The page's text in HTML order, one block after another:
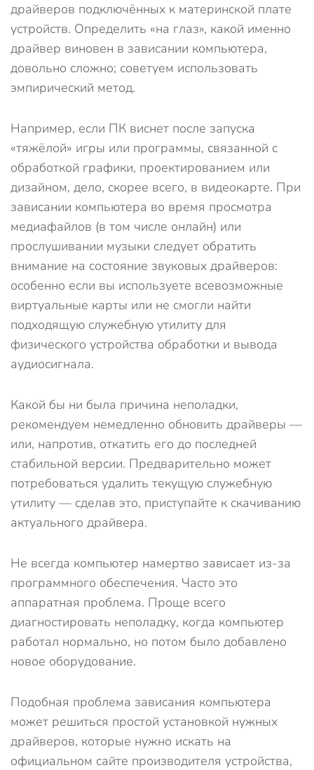
драйверов подключённых к материнской плате
устройств. Определить «на глаз», какой именно
драйвер виновен в зависании компьютера,
довольно сложно; советуем использовать
эмпирический метод.
Например, если ПК виснет после запуска
«тяжёлой» игры или программы, связанной с
обработкой графики, проектированием или
дизайном, дело, скорее всего, в видеокарте. При
зависании компьютера во время просмотра
медиафайлов (в том числе онлайн) или
прослушивании музыки следует обратить
внимание на состояние звуковых драйверов:
особенно если вы используете всевозможные
виртуальные карты или не смогли найти
подходящую служебную утилиту для
физического устройства обработки и вывода
аудиосигнала.
Какой бы ни была причина неполадки,
рекомендуем немедленно обновить драйверы —
или, напротив, откатить его до последней
стабильной версии. Предварительно может
потребоваться удалить текущую служебную
утилиту — сделав это, приступайте к скачиванию
актуального драйвера.
Не всегда компьютер намертво зависает из-за
программного обеспечения. Часто это
аппаратная проблема. Проще всего
диагностировать неполадку, когда компьютер
работал нормально, но потом было добавлено
новое оборудование.
Подобная проблема зависания компьютера
может решиться простой установкой нужных
драйверов, которые нужно искать на
официальном сайте производителя устройства,